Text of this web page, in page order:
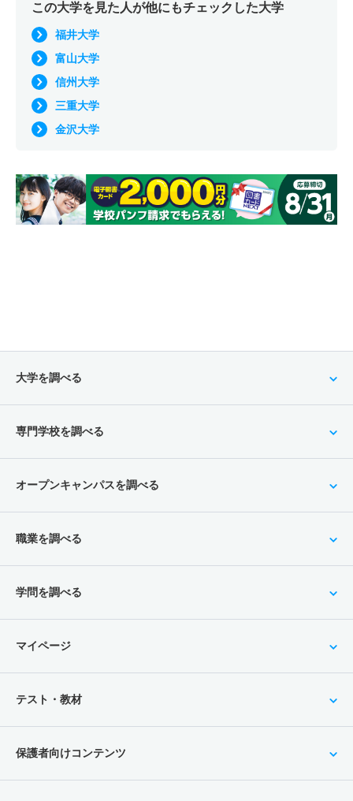
この大学を見た人が他にもチェックした大学
福井大学
富山大学
信州大学
三重大学
金沢大学
大学を調べる
専門学校を調べる
オープンキャンパスを調べる
職業を調べる
学問を調べる
マイページ
テスト・教材
保護者向けコンテンツ